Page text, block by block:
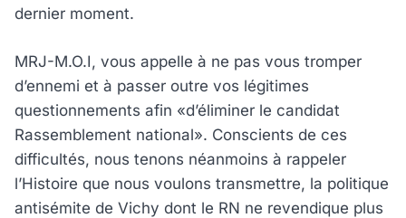
dernier moment.
MRJ-M.O.I, vous appelle à ne pas vous tromper
d’ennemi et à passer outre vos légitimes
questionnements afin «d’éliminer le candidat
Rassemblement national». Conscients de ces
difficultés, nous tenons néanmoins à rappeler
l’Histoire que nous voulons transmettre, la politique
antisémite de Vichy dont le RN ne revendique plus